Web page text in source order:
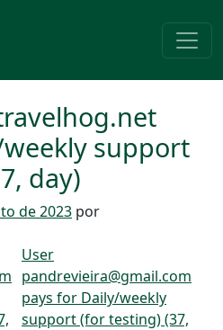
support
day)
de 2023 por
User
pandrevieira@gmail.com
pays for Daily/weekly
support (for testing) (37,